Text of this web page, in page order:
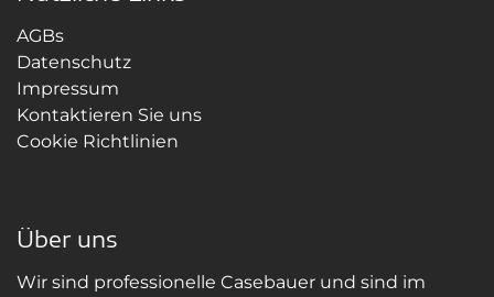
AGBs
Datenschutz
Impressum
Kontaktieren Sie uns
Cookie Richtlinien
Über uns
Wir sind professionelle Casebauer und sind im